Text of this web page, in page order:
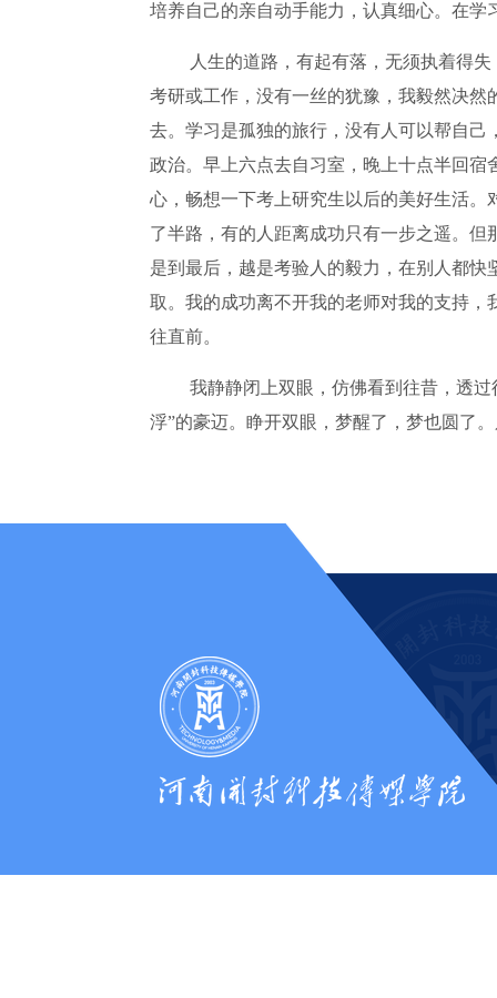
培养自己的亲自动手能力，认真细心。在
人生的道路，有起有落，无须执着得
考研或工作，没有一丝的犹豫，我毅然决
去。学习是孤独的旅行，没有人可以帮自
政治。早上六点去自习室，晚上十点半回
心，畅想一下考上研究生以后的美好生活
了半路，有的人距离成功只有一步之遥。
是到最后，越是考验人的毅力，在别人都
取。我的成功离不开我的老师对我的支持
往直前。
我静静闭上双眼，仿佛看到往昔，透
浮”的豪迈。睁开双眼，梦醒了，梦也圆了